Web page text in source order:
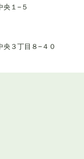
央１−５
３丁目８−４０